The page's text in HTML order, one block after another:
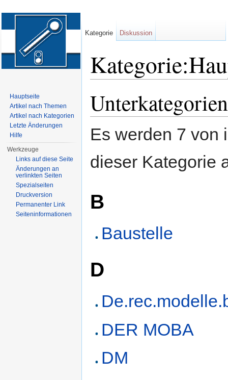
Unterkategorien
Es werden 7 von
dieser Kategorie
B
Baustelle
D
DER MOBA
DM
Kategorie Diskussion
Hauptseite
Artikel nach Themen
Artikel nach Kategorien
Letzte Änderungen
Hilfe
Werkzeuge
Links auf diese Seite
Änderungen an
verlinkten Seiten
Spezialseiten
Druckversion
Permanenter Link
Seiten­informationen